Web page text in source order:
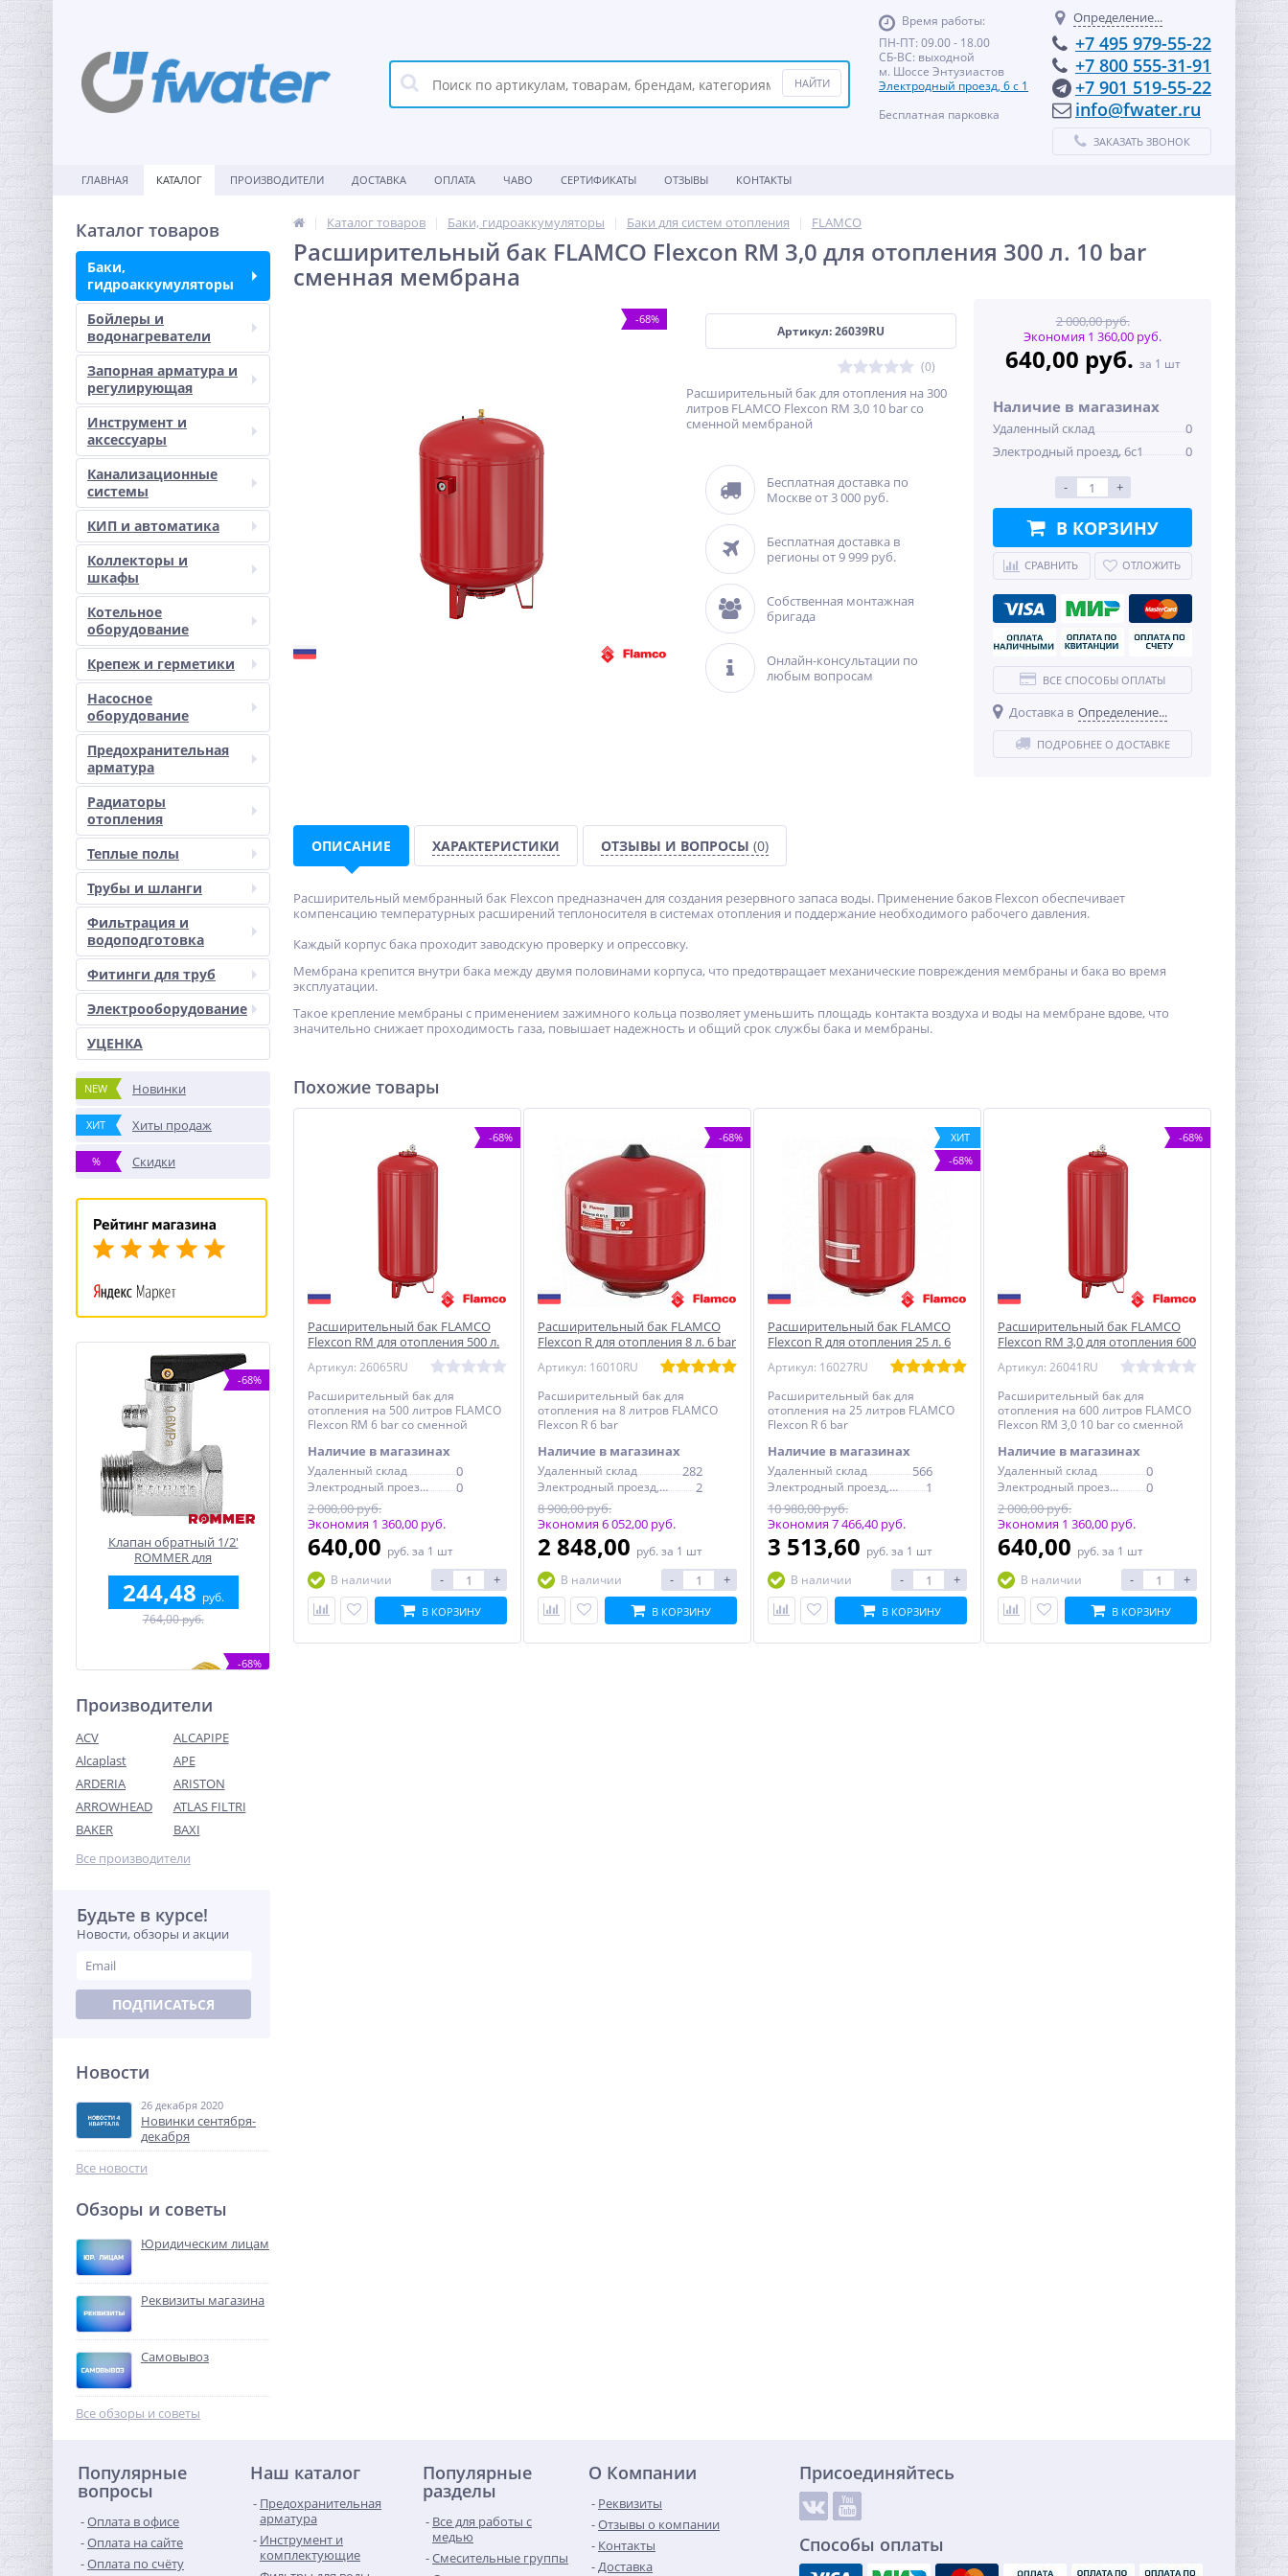
Время работы:
ПН-ПТ: 09.00 - 18.00
СБ-ВС: выходной
м. Шоссе Энтузиастов
Электродный проезд, 6 с 1
Бесплатная парковка
Определение...
+7 495 979-55-22
+7 800 555-31-91
+7 901 519-55-22
info@fwater.ru
ЗАКАЗАТЬ ЗВОНОК
ГЛАВНАЯ КАТАЛОГ ПРОИЗВОДИТЕЛИ ДОСТАВКА ОПЛАТА ЧАВО СЕРТИФИКАТЫ ОТЗЫВЫ КОНТАКТЫ
Каталог товаров
Баки,
гидроаккумуляторы
Бойлеры и
водонагреватели
Запорная арматура и
регулирующая
Инструмент и
аксессуары
Канализационные
системы
КИП и автоматика
Коллекторы и
шкафы
Котельное
оборудование
Крепеж и герметики
Насосное
оборудование
Предохранительная
арматура
Радиаторы
отопления
Теплые полы
Трубы и шланги
Фильтрация и
водоподготовка
Фитинги для труб
Электрооборудование
УЦЕНКА
NEW Новинки
ХИТ Хиты продаж
% Скидки
-68%
Клапан обратный 1/2'
ROMMER для
водонагревателей 6 бар со
сбросником и ручным
спуском
244,48 руб.
764,00 руб.
-68%
Бочонок резьбовой (НР)
1/2" x 80 мм UNI-FITT
293,44
Модуль расширения
Neptun Smart счетчики
воды
1 094,08
Ниппель редукция 1" x 1/2"
(НР) латунь UNI-FITT
751,00 руб.
-68%
Производители
ACV
ALCAPIPE
Alcaplast
APE
ARDERIA
ARISTON
ARROWHEAD
ATLAS FILTRI
BAKER
BAXI
Все производители
Будьте в курсе!
Новости, обзоры и акции
ПОДПИСАТЬСЯ
Новости
26 декабря 2020
Новинки сентября-
декабря
Все новости
Обзоры и советы
Юридическим лицам
Реквизиты магазина
Самовывоз
Все обзоры и советы
Каталог товаров Баки, гидроаккумуляторы Баки для систем отопления FLAMCO
Расширительный бак FLAMCO Flexcon RM 3,0 для отопления 300 л. 10 bar
сменная мембрана
-68%
Артикул: 26039RU
(0)
Расширительный бак для отопления на 300
литров FLAMCO Flexcon RM 3,0 10 bar со
сменной мембраной
Бесплатная доставка по
Москве от 3 000 руб.
Бесплатная доставка в
регионы от 9 999 руб.
Собственная монтажная
бригада
Онлайн-консультации по
любым вопросам
2 000,00 руб.
Экономия 1 360,00 руб.
640,00 руб. за 1 шт
Наличие в магазинах
Удаленный склад
0
Электродный проезд, 6с1
0
- +
В КОРЗИНУ
СРАВНИТЬ ОТЛОЖИТЬ
ВСЕ СПОСОБЫ ОПЛАТЫ
Доставка в Определение...
ПОДРОБНЕЕ О ДОСТАВКЕ
ОПИСАНИЕ ХАРАКТЕРИСТИКИ ОТЗЫВЫ И ВОПРОСЫ (0)
Расширительный мембранный бак Flexcon предназначен для создания резервного запаса воды. Применение баков Flexcon обеспечивает
компенсацию температурных расширений теплоносителя в системах отопления и поддержание необходимого рабочего давления.
Каждый корпус бака проходит заводскую проверку и опрессовку.
Мембрана крепится внутри бака между двумя половинами корпуса, что предотвращает механические повреждения мембраны и бака во время
эксплуатации.
Такое крепление мембраны с применением зажимного кольца позволяет уменьшить площадь контакта воздуха и воды на мембране вдове, что
значительно снижает проходимость газа, повышает надежность и общий срок службы бака и мембраны.
Похожие товары
-68%
Расширительный бак FLAMCO
Flexcon RM для отопления 500 л.
6 bar сменная мембрана
Артикул: 26065RU
Расширительный бак для
отопления на 500 литров FLAMCO
Flexcon RM 6 bar со сменной
Наличие в магазинах
Удаленный склад 0
Электродный проезд, 6с1
0
2 000,00 руб.
Экономия 1 360,00 руб.
640,00 руб. за 1 шт
В наличии
- +
В КОРЗИНУ
-68%
Расширительный бак FLAMCO
Flexcon R для отопления 8 л. 6 bar
Артикул: 16010RU
Расширительный бак для
отопления на 8 литров FLAMCO
Flexcon R 6 bar
Наличие в магазинах
Удаленный склад 282
Электродный проезд, 6с1
2
8 900,00 руб.
Экономия 6 052,00 руб.
2 848,00 руб. за 1 шт
В наличии
- +
В КОРЗИНУ
ХИТ
-68%
Расширительный бак FLAMCO
Flexcon R для отопления 25 л. 6
Артикул: 16027RU
Расширительный бак для
отопления на 25 литров FLAMCO
Flexcon R 6 bar
Наличие в магазинах
Удаленный склад 566
Электродный проезд, 6с1
1
10 980,00 руб.
Экономия 7 466,40 руб.
3 513,60 руб. за 1 шт
В наличии
- +
В КОРЗИНУ
-68%
Расширительный бак FLAMCO
Flexcon RM 3,0 для отопления 600
л. 10 bar сменная мембрана
Артикул: 26041RU
Расширительный бак для
отопления на 600 литров FLAMCO
Flexcon RM 3,0 10 bar со сменной
Наличие в магазинах
Удаленный склад 0
Электродный проезд, 6с1
0
2 000,00 руб.
Экономия 1 360,00 руб.
640,00 руб. за 1 шт
В наличии
- +
В КОРЗИНУ
Популярные
вопросы
Оплата в офисе
Оплата на сайте
Оплата по счёту
Наш каталог
Предохранительная
арматура
Инструмент и
комплектующие
Популярные
разделы
Все для работы с
медью
Смесительные группы
О Компании
Реквизиты
Отзывы о компании
Контакты
Доставка
Присоединяйтесь
Способы оплаты